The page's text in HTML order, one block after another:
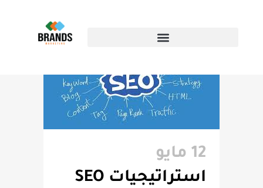
12 مايو
استراتيجيات SEO